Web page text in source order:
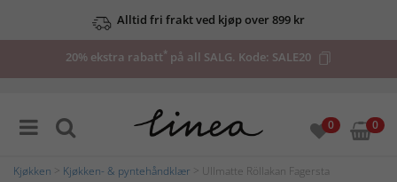
Alltid fri frakt ved kjøp over 899 kr
20% ekstra rabatt* på all SALG. Kode: SALE20
0 0
Kjøkken Kjøkken- & pyntehåndklær > Ullmatte Röllakan Fagersta